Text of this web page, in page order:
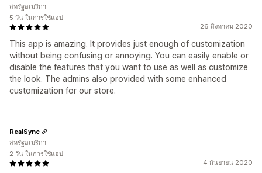
26 สิงหาคม 2020
This app is amazing. It provides just enough of customization
without being confusing or annoying. You can easily enable or
disable the features that you want to use as well as customize
the look. The admins also provided with some enhanced
customization for our store.
สหรัฐอเมริกา
5 วัน ในการใช้แอป
4 กันยายน 2020
RealSync
สหรัฐอเมริกา
2 วัน ในการใช้แอป